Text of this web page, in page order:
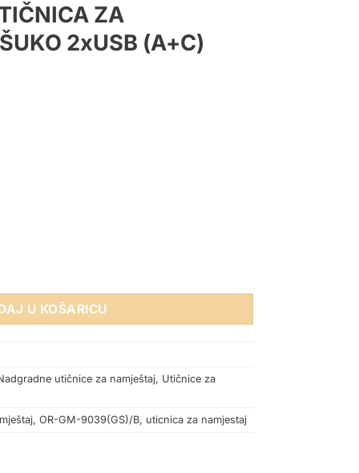
ZA
2xUSB (A+C)
2xŠUKO 2xUSB (A+C) CRNA količina
U KOŠARICU
utičnice za namještaj, Utičnice za
, OR-GM-9039(GS)/B, uticnica za namjestaj